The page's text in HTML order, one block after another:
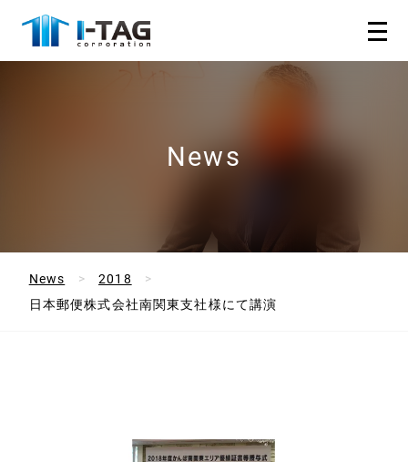
News
News
2018
日本郵便株式会社南関東支社様にて講演